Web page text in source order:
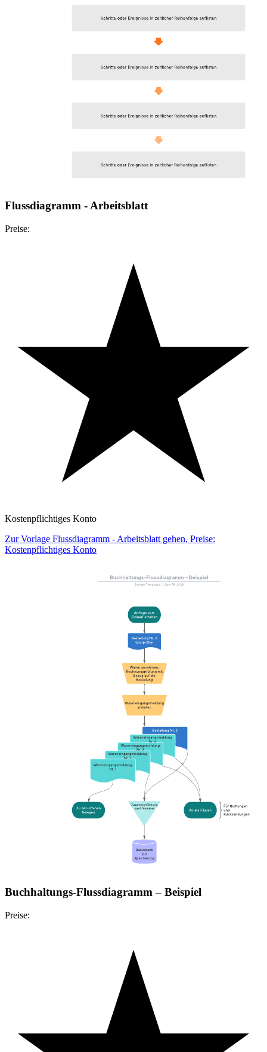
Flussdiagramm - Arbeitsblatt
Preise:
Kostenpflichtiges Konto
Zur Vorlage Flussdiagramm - Arbeitsblatt gehen, Preise:
Kostenpflichtiges Konto
Buchhaltungs-Flussdiagramm – Beispiel
Preise: